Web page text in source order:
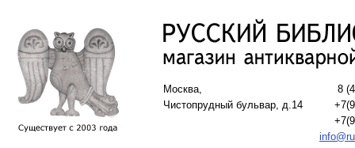
Москва,
Чистопрудный бульвар, д.14
8